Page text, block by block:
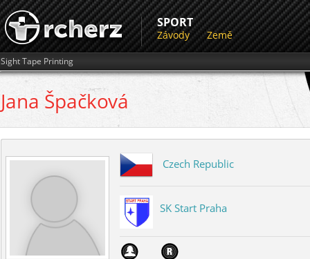
SPORT
Závody Země
Sight Tape Printing
Jana Špačková
Czech Republic
SK Start Praha